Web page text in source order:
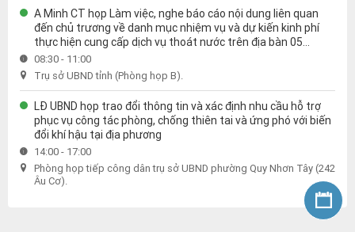
A Minh CT họp Làm việc, nghe báo cáo nội dung liên quan
đến chủ trương về danh mục nhiệm vụ và dự kiến kinh phí
thực hiện cung cấp dịch vụ thoát nước trên địa bàn 05
phường thuộc thành phố Quy Nhơn cũ năm 2026
08:30 - 11:00
Trụ sở UBND tỉnh (Phòng họp B).
LĐ UBND họp trao đổi thông tin và xác định nhu cầu hỗ trợ
phục vụ công tác phòng, chống thiên tai và ứng phó với biến
đổi khí hậu tại địa phương
14:00 - 17:00
Phòng họp tiếp công dân trụ sở UBND phường Quy Nhơn Tây (242
Âu Cơ).